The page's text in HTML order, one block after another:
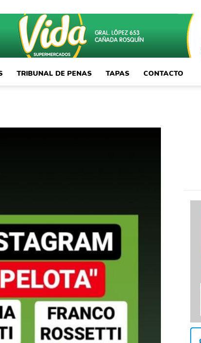
TRIBUNAL DE PENAS TAPAS CONTACTO